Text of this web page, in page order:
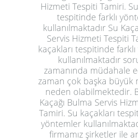
Hizmeti Tespiti Tamiri.
tespitinde farklı
kullanılmaktadır Su
Servis Hizmeti Tespiti
kaçakları tespitinde
kullanılmaktadır
zamanında müdahale
zaman çok başka büyük
neden olabilmektedir.
Kaçağı Bulma Servis
Tamiri. Su kaçakları
yöntemler
firmamız şirketler ile